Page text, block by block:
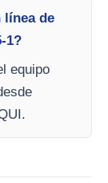
línea de
1?
equipo